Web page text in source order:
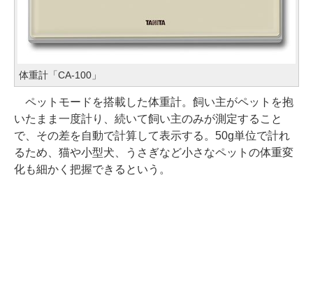
体重計「CA-100」
ペットモードを搭載した体重計。飼い主がペットを抱
いたまま一度計り、続いて飼い主のみが測定すること
で、その差を自動で計算して表示する。50g単位で計れ
るため、猫や小型犬、うさぎなど小さなペットの体重変
化も細かく把握できるという。